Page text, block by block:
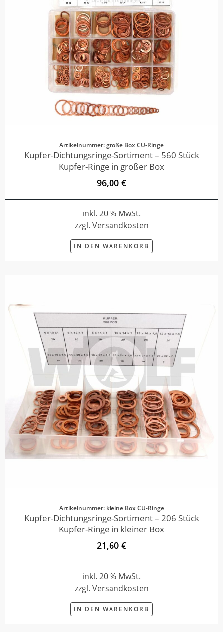
Artikelnummer: große Box CU-Ringe
Kupfer-Dichtungsringe-Sortiment – 560 Stück
Kupfer-Ringe in großer Box
96,00 €
inkl. 20 % MwSt.
zzgl. Versandkosten
IN DEN WARENKORB
Artikelnummer: kleine Box CU-Ringe
Kupfer-Dichtungsringe-Sortiment – 206 Stück
Kupfer-Ringe in kleiner Box
21,60 €
inkl. 20 % MwSt.
zzgl. Versandkosten
IN DEN WARENKORB